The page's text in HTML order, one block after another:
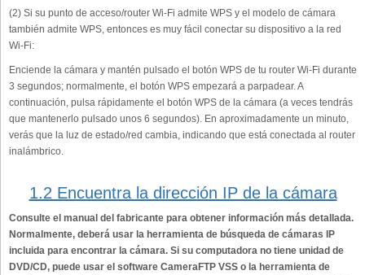
(2) Si su punto de acceso/router Wi-Fi admite WPS y el modelo de cámara
también admite WPS, entonces es muy fácil conectar su dispositivo a la red
Wi-Fi:
Enciende la cámara y mantén pulsado el botón WPS de tu router Wi-Fi durante
3 segundos; normalmente, el botón WPS empezará a parpadear. A
continuación, pulsa rápidamente el botón WPS de la cámara (a veces tendrás
que mantenerlo pulsado unos 6 segundos). En aproximadamente un minuto,
verás que la luz de estado/red cambia, indicando que está conectada al router
inalámbrico.
1.2 Encuentra la dirección IP de la cámara
Consulte el manual del fabricante para obtener información más detallada.
Normalmente, deberá usar la herramienta de búsqueda de cámaras IP
incluida para encontrar la cámara. Si su computadora no tiene unidad de
DVD/CD, puede usar el software CameraFTP VSS o la herramienta de